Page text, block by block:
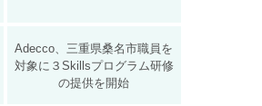
Adecco、三重県桑名市職員を
対象に３Skillsプログラム研修
の提供を開始